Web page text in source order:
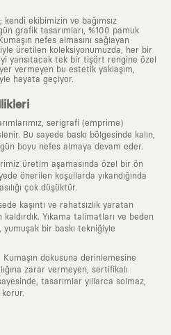
ekibimizin ve bağımsız
grafik tasarımları, %100 pamuk
nefes almasını sağlayan
üretilen koleksiyonumuzda, her bir
yansıtacak tek bir tişört rengine özel
vermeyen bu estetik yaklaşım,
hayata geçiyor.
serigrafi (emprime)
Bu sayede baskı bölgesinde kalın,
boyu nefes almaya devam eder.
üretim aşamasında özel bir ön
önerilen koşullarda yıkandığında
çok düşüktür.
kaşıntı ve rahatsızlık yaratan
Yıkama talimatları ve beden
bir baskı tekniğiyle
Kumaşın dokusuna derinlemesine
zarar vermeyen, sertifikalı
tasarımlar yıllarca solmaz,
korur.